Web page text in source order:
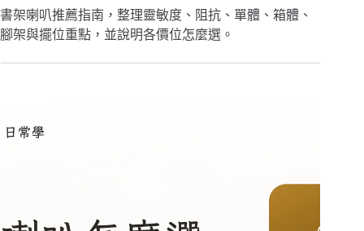
書架喇叭推薦指南，整理靈敏度、阻抗、單體、箱體、
腳架與擺位重點，並說明各價位怎麼選。